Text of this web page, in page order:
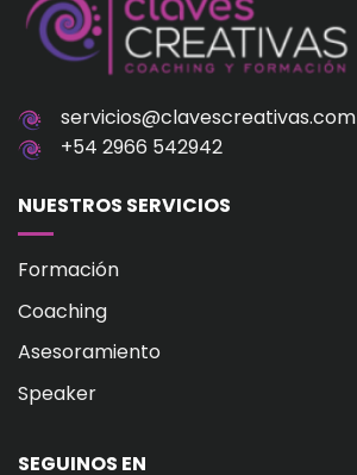
servicios@clavescreativas.com
+54 2966 542942
NUESTROS SERVICIOS
Formación
Coaching
Asesoramiento
Speaker
SEGUINOS EN